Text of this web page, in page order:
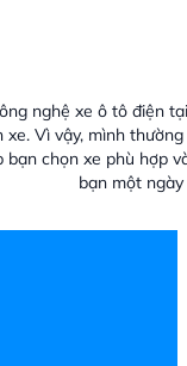
nghệ xe ô tô điện
Vì vậy, mình
chọn xe phù hợp
bạn một